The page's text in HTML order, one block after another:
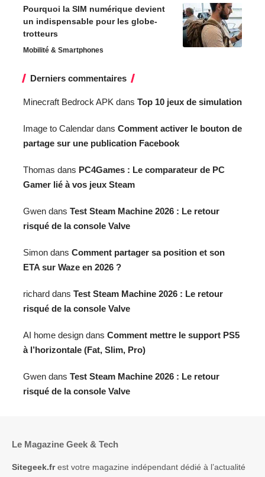
Pourquoi la SIM numérique devient
un indispensable pour les globe-
trotteurs
Mobilité & Smartphones
Derniers commentaires
Minecraft Bedrock APK dans Top 10 jeux de simulation
Image to Calendar dans Comment activer le bouton de
partage sur une publication Facebook
Thomas dans PC4Games : Le comparateur de PC
Gamer lié à vos jeux Steam
Gwen dans Test Steam Machine 2026 : Le retour
risqué de la console Valve
Simon dans Comment partager sa position et son
ETA sur Waze en 2026 ?
richard dans Test Steam Machine 2026 : Le retour
risqué de la console Valve
AI home design dans Comment mettre le support PS5
à l’horizontale (Fat, Slim, Pro)
Gwen dans Test Steam Machine 2026 : Le retour
risqué de la console Valve
Le Magazine Geek & Tech
Sitegeek.frest votre magazine indépendant dédié à l’actualité